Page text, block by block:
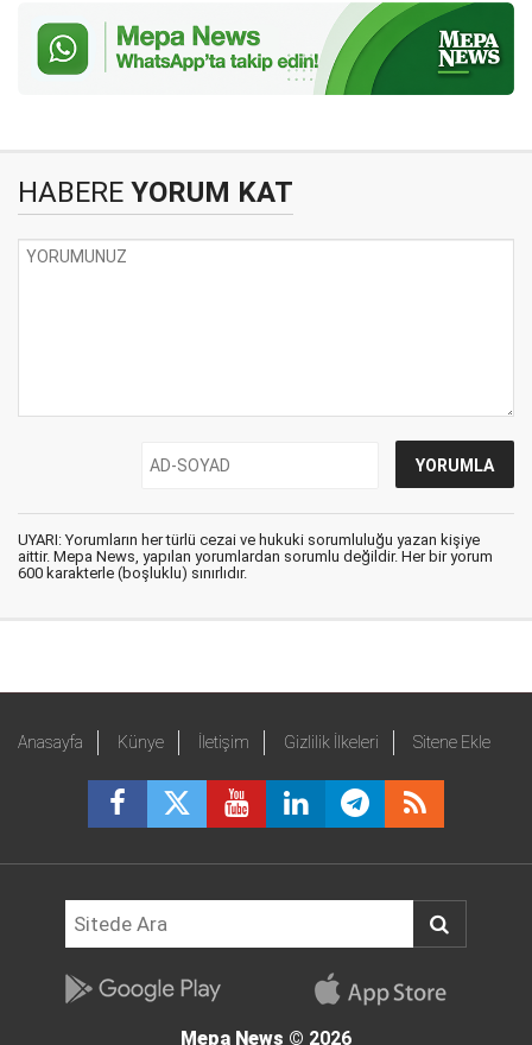
HABERE YORUM KAT
aittir. Mepa News, yapılan yorumlardan sorumlu değildir. Her bir yorum
600 karakterle (boşluklu) sınırlıdır.
Anasayfa İletişim Gizlilik İlkeleri
Mepa News © 2026